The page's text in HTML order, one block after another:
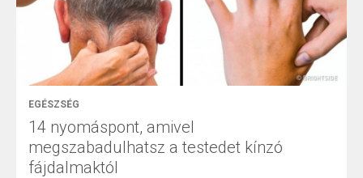
EGÉSZSÉG
14 nyomáspont, amivel
megszabadulhatsz a testedet kínzó
fájdalmaktól